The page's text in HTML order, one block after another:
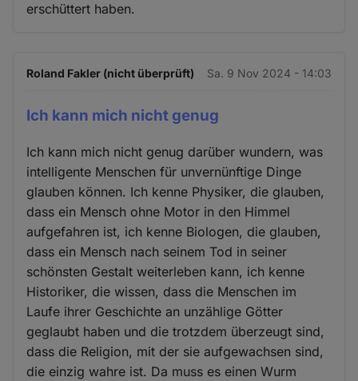
erschüttert haben.
Roland Fakler (nicht überprüft) Sa. 9 Nov 2024 - 14:03
Ich kann mich nicht genug
Ich kann mich nicht genug darüber wundern, was
intelligente Menschen für unvernünftige Dinge
glauben können. Ich kenne Physiker, die glauben,
dass ein Mensch ohne Motor in den Himmel
aufgefahren ist, ich kenne Biologen, die glauben,
dass ein Mensch nach seinem Tod in seiner
schönsten Gestalt weiterleben kann, ich kenne
Historiker, die wissen, dass die Menschen im
Laufe ihrer Geschichte an unzählige Götter
geglaubt haben und die trotzdem überzeugt sind,
dass die Religion, mit der sie aufgewachsen sind,
die einzig wahre ist. Da muss es einen Wurm
und